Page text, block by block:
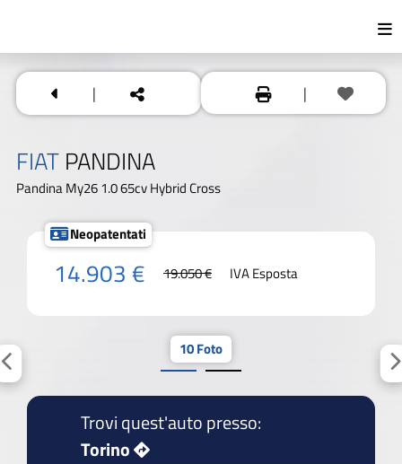
| |
FIAT PANDINA
Pandina My26 1.0 65cv Hybrid Cross
Neopatentati
14.903 € 19.050 € IVA Esposta
10 Foto
Trovi quest'auto presso:
Torino